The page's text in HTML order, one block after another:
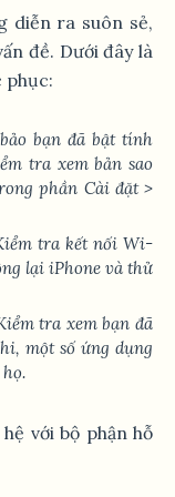
diễn ra suôn sẻ,
đề. Dưới đây là
phục:
bạn đã bật tính
tra xem bản sao
phần Cài đặt >
tra kết nối Wi-
lại iPhone và thử
tra xem bạn đã
một số ứng dụng
với bộ phận hỗ